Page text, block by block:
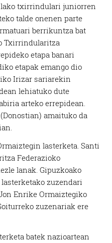
txirrindulari juniorren
talde onenen parte
berrikuntza bat
Txirrindularitza
etapa banari
etapak emango dio
Irizar sariarekin
lehiatuko dute
arteko errepidean.
amaituko da
lasterketa. Santi
Federazioko
lanak. Gipuzkoako
zuzendari
Enrike Ormaiztegiko
zuzenariak ere
batek nazioartean